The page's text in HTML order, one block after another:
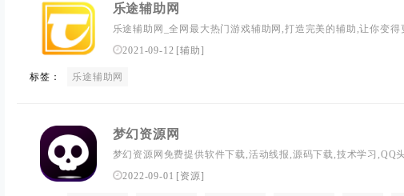
乐途辅助网
乐途辅助网_全网最大热门游戏辅助网,打造完美的辅助,让你变得
助活动网络刚更新新闻，资源分享,活动线报，大型网游经典游戏
2021-09-12 [辅助]
标签： 乐途辅助网
梦幻资源网
梦幻资源网免费提供软件下载,活动线报,源码下载,技术学习,QQ
红分享,打造全面热门资源
2022-09-01 [资源]